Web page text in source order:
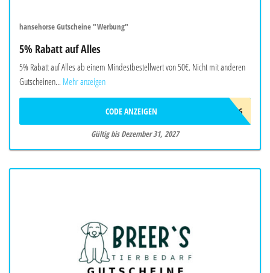
hansehorse Gutscheine "Werbung"
5% Rabatt auf Alles
5% Rabatt auf Alles ab einem Mindestbestellwert von 50€. Nicht mit anderen
Gutscheinen... Mehr anzeigen
START2026
CODE ANZEIGEN
Gültig bis Dezember 31, 2027